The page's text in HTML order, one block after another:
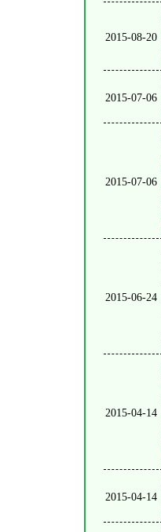
2015-08-20
2015-07-06
2015-07-06
2015-06-24
2015-04-14
2015-04-14